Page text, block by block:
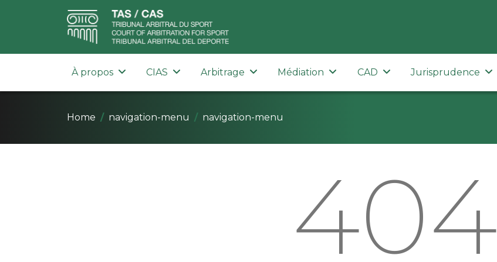
À propos CIAS Arbitrage Médiation CAD Jurisprudence
Home navigation-menu navigation-menu
404